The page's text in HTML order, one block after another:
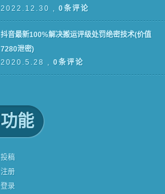
2022.12.30 , 0条评论
抖音最新100%解决搬运评级处罚绝密技术(价值
7280泄密)
2020.5.28 , 0条评论
功能
投稿
注册
登录